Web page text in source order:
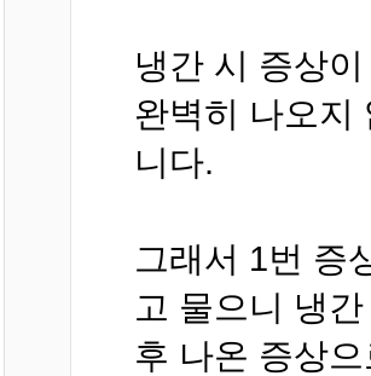
냉간 시 증상
완벽히 나오지
니다.
그래서 1번 증
고 물으니 냉
후 나온 증상